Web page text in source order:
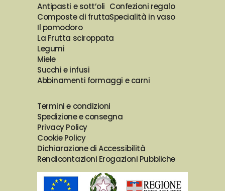
Antipasti e sott’oli
Composte di frutta
Il pomodoro
La Frutta sciroppata
Legumi
Miele
Succhi e infusi
Abbinamenti formaggi e carni
Confezioni regalo
Specialità in vaso
Termini e condizioni
Spedizione e consegna
Privacy Policy
Cookie Policy
Dichiarazione di Accessibilità
Rendicontazioni Erogazioni Pubbliche